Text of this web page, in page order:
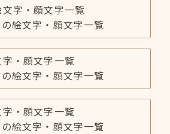
字・顔文字一覧
絵文字・顔文字一覧
・顔文字一覧
絵文字・顔文字一覧
・顔文字一覧
絵文字・顔文字一覧